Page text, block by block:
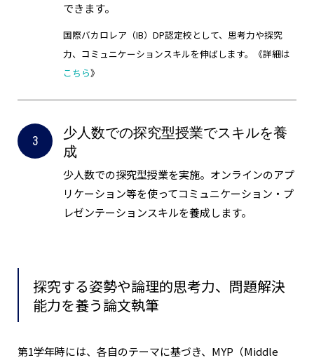
できます。
国際バカロレア（IB）DP認定校として、思考力や探究
力、コミュニケーションスキルを伸ばします。《詳細は
こちら》
少人数での探究型授業でスキルを養
成
少人数での探究型授業を実施。オンラインのアプ
リケーション等を使ってコミュニケーション・プ
レゼンテーションスキルを養成します。
探究する姿勢や論理的思考力、問題解決
能力を養う論文執筆
第1学年時には、各自のテーマに基づき、MYP（Middle